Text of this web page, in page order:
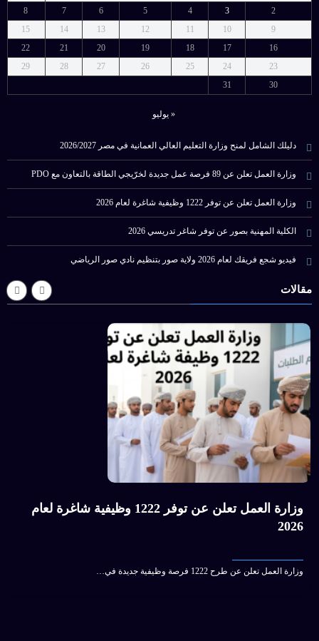
2
3
4
5
6
7
8
9
10
11
12
13
14
15
16
17
18
19
20
21
22
23
24
25
26
27
28
29
30
31
« يوليو
دليلك الشامل لمنح وزارة التعليم العالي العمانية في مصر 2026/2027
وزارة العمل تعلن عن 89 فرصة عمل جديدة لخرّيجي الطاقة بالتعاون مع PDO
وزارة العمل تعلن عن توفر 1222 وظيفية شاغرة لعام 2026
الكلية المهنية بصور عن توفر شاغر تدريسي 2026
فيديو شجع فريقك لعام 2026 ولاية صور بتنظيم نادي صور الرياضي
مقالات
وزارة العمل تعلن
وزارة العمل تعلن عن طرح 1222 فرصة وظيفية جديدة في…